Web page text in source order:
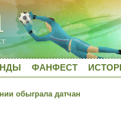
ФАНФЕСТ
обыграла датчан